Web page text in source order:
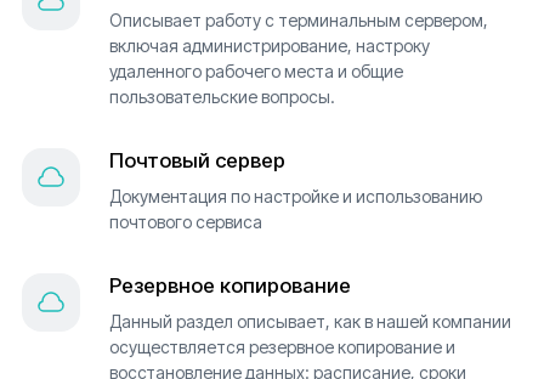
Описывает работу с терминальным сервером,
включая администрирование, настроку
удаленного рабочего места и общие
пользовательские вопросы.
Почтовый сервер
Документация по настройке и использованию
почтового сервиса
Резервное копирование
Данный раздел описывает, как в нашей компании
осуществляется резервное копирование и
восстановление данных: расписание, сроки